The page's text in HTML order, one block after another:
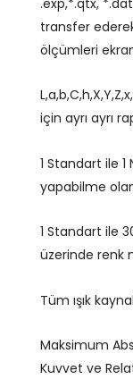
transfer
ölçümleri
için ayrı ayrı
1 Standart ile
yapabilme
1 Standart ile
üzerinde renk
Tüm ışık
Maksimum
Kuvvet ve